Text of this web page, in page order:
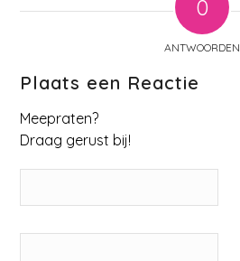
0
ANTWOORDEN
Plaats een Reactie
Meepraten?
Draag gerust bij!